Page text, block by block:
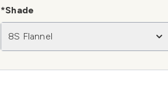
*Shade
8S Flannel